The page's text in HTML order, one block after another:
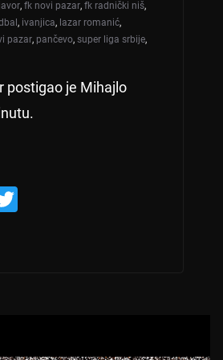
, fk novi pazar, fk radnički niš,
, ivanjica, lazar romanić,
pazar, pančevo, super liga srbije,
postigao je Mihajlo